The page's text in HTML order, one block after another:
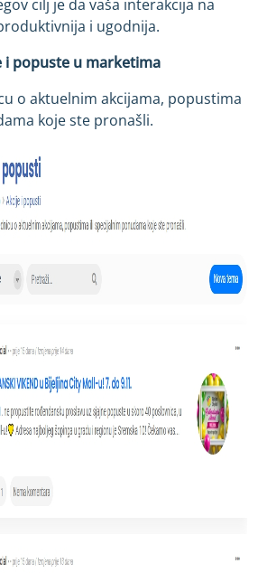
cilj je da vaša interakcija na
i ugodnija.
i popuste u marketima
o aktuelnim akcijama, popustima
koje ste pronašli.